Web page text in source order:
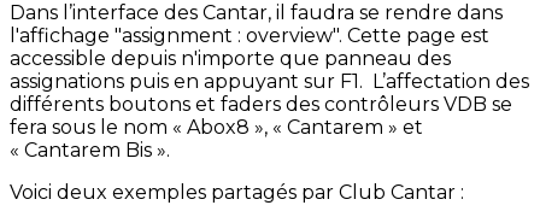
Dans l’interface des Cantar, il faudra se rendre dans
l'affichage "assignment : overview". Cette page est
accessible depuis n'importe que panneau des
assignations puis en appuyant sur F1. L’affectation des
différents boutons et faders des contrôleurs VDB se
fera sous le nom « Abox8 », « Cantarem » et
« Cantarem Bis ».
Voici deux exemples partagés par Club Cantar :